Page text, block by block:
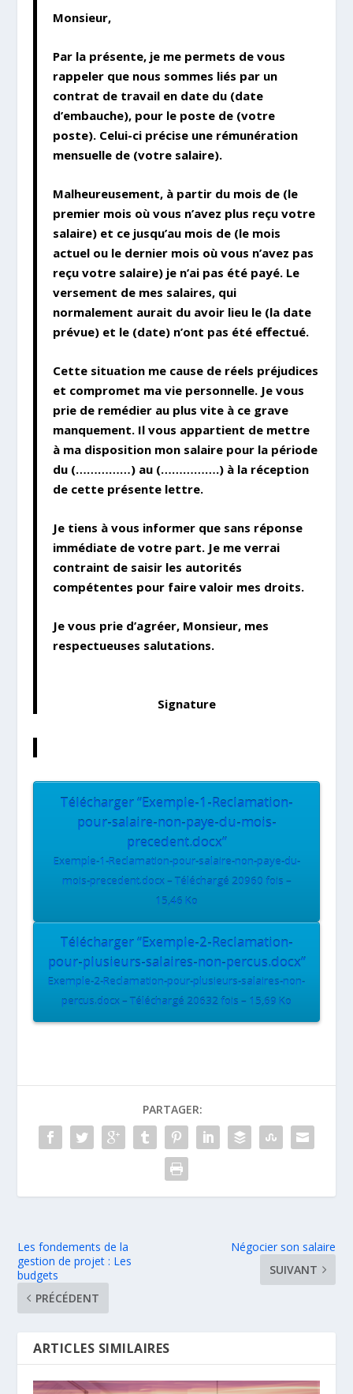
Monsieur,
Par la présente, je me permets de vous
rappeler que nous sommes liés par un
contrat de travail en date du (date
d’embauche), pour le poste de (votre
poste). Celui-ci précise une rémunération
mensuelle de (votre salaire).
Malheureusement, à partir du mois de (le
premier mois où vous n’avez plus reçu votre
salaire) et ce jusqu’au mois de (le mois
actuel ou le dernier mois où vous n’avez pas
reçu votre salaire) je n’ai pas été payé. Le
versement de mes salaires, qui
normalement aurait du avoir lieu le (la date
prévue) et le (date) n’ont pas été effectué.
Cette situation me cause de réels préjudices
et compromet ma vie personnelle. Je vous
prie de remédier au plus vite à ce grave
manquement. Il vous appartient de mettre
à ma disposition mon salaire pour la période
du (……………) au (…………….) à la réception
de cette présente lettre.
Je tiens à vous informer que sans réponse
immédiate de votre part. Je me verrai
contraint de saisir les autorités
compétentes pour faire valoir mes droits.
Je vous prie d’agréer, Monsieur, mes
respectueuses salutations.
Signature
Télécharger “Exemple-1-Reclamation-
pour-salaire-non-paye-du-mois-
precedent.docx”
Exemple-1-Reclamation-pour-salaire-non-paye-du-
mois-precedent.docx – Téléchargé 20960 fois –
15,46 Ko
Télécharger “Exemple-2-Reclamation-
pour-plusieurs-salaires-non-percus.docx”
Exemple-2-Reclamation-pour-plusieurs-salaires-non-
percus.docx – Téléchargé 20632 fois – 15,69 Ko
PARTAGER:
Les fondements de la
gestion de projet : Les
budgets
PRÉCÉDENT
Négocier son salaire
SUIVANT
ARTICLES SIMILAIRES